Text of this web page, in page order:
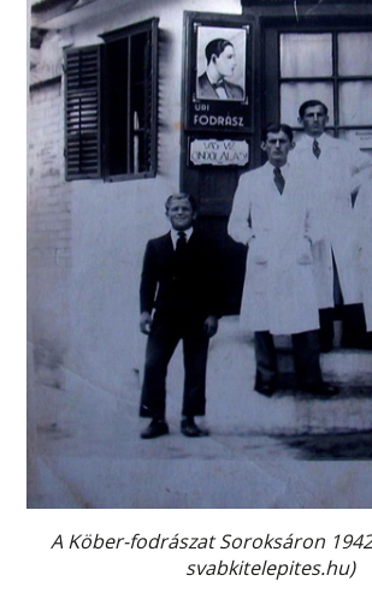
A Köber-fodrászat Soroksáron
svabkitelepites.hu)